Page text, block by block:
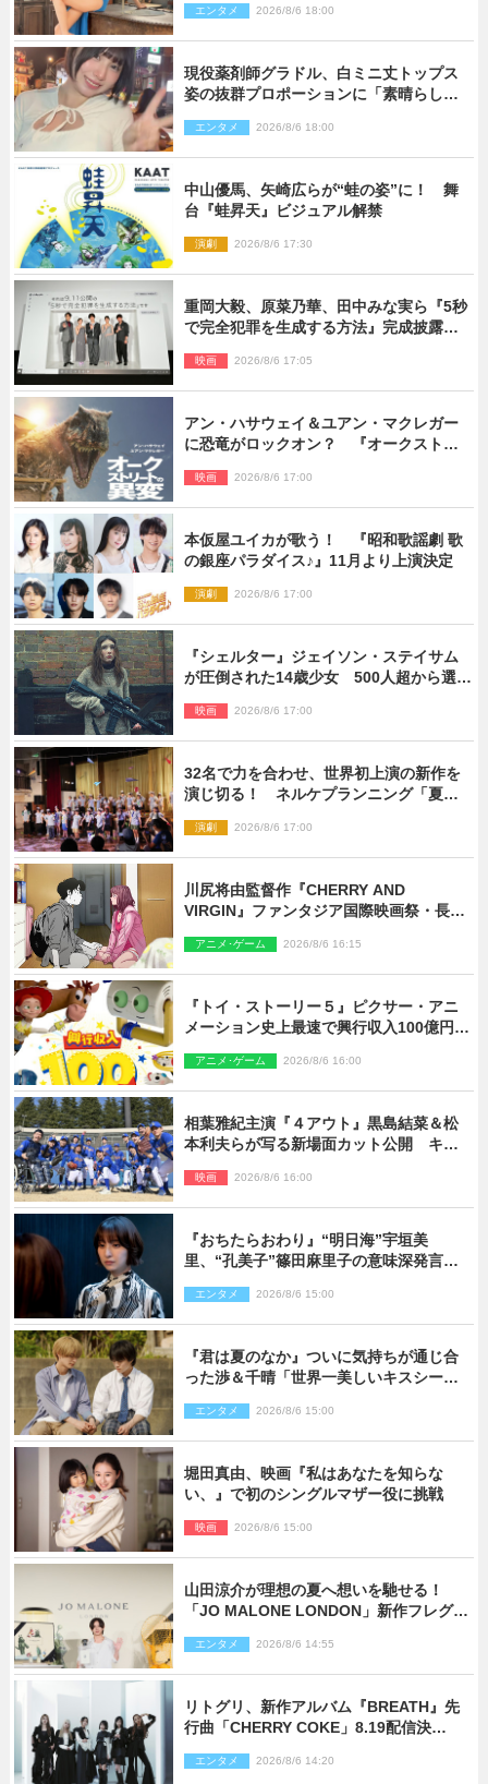
エンタメ 2026/8/6 18:00
現役薬剤師グラドル、白ミニ丈トップス
姿の抜群プロポーションに「素晴らしす
エンタメ 2026/8/6 18:00
中山優馬、矢崎広らが“蛙の姿”に！ 舞
台『蛙昇天』ビジュアル解禁
演劇 2026/8/6 17:30
重岡大毅、原菜乃華、田中みな実ら『5秒
で完全犯罪を生成する方法』完成披露に
映画 2026/8/6 17:05
アン・ハサウェイ＆ユアン・マクレガー
に恐竜がロックオン？ 『オークストリ
解禁
映画 2026/8/6 17:00
本仮屋ユイカが歌う！ 『昭和歌謡劇 歌
の銀座パラダイス♪』11月より上演決定
演劇 2026/8/6 17:00
『シェルター』ジェイソン・ステイサム
が圧倒された14歳少女 500人超から選出
とは
映画 2026/8/6 17:00
32名で力を合わせ、世界初上演の新作を
演じ切る！ ネルケプランニング「夏休
ト【最終日】
演劇 2026/8/6 17:00
川尻将由監督作『CHERRY AND
VIRGIN』ファンタジア国際映画祭・長編
アニメ･ゲーム 2026/8/6 16:15
『トイ・ストーリー５』ピクサー・アニ
メーション史上最速で興行収入100億円突
アニメ･ゲーム 2026/8/6 16:00
相葉雅紀主演『４アウト』黒島結菜＆松
本利夫らが写る新場面カット公開 キャ
映画 2026/8/6 16:00
『おちたらおわり』“明日海”宇垣美
里、“孔美子”篠田麻里子の意味深発言に
開」
エンタメ 2026/8/6 15:00
『君は夏のなか』ついに気持ちが通じ合
った渉＆千晴「世界一美しいキスシー
エンタメ 2026/8/6 15:00
堀田真由、映画『私はあなたを知らな
い、』で初のシングルマザー役に挑戦
映画 2026/8/6 15:00
山田涼介が理想の夏へ想いを馳せる！
「JO MALONE LONDON」新作フレグラ
エンタメ 2026/8/6 14:55
リトグリ、新作アルバム『BREATH』先
行曲「CHERRY COKE」8.19配信決
エンタメ 2026/8/6 14:20